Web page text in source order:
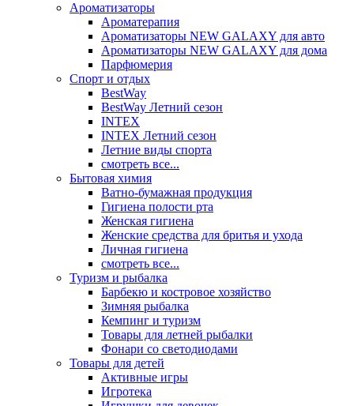
Ароматизаторы
Ароматерапия
Ароматизаторы NEW GALAXY для авто
Ароматизаторы NEW GALAXY для дома
Парфюмерия
Спорт и отдых
BestWay
BestWay Летний сезон
INTEX
INTEX Летний сезон
Летние виды спорта
смотреть все...
Бытовая химия
Ватно-бумажная продукция
Гигиена полости рта
Женская гигиена
Женские средства для бритья и ухода
Личная гигиена
смотреть все...
Туризм и рыбалка
Барбекю и костровое хозяйство
Зимняя рыбалка
Кемпинг и туризм
Товары для летней рыбалки
Фонари со светодиодами
Товары для детей
Активные игры
Игротека